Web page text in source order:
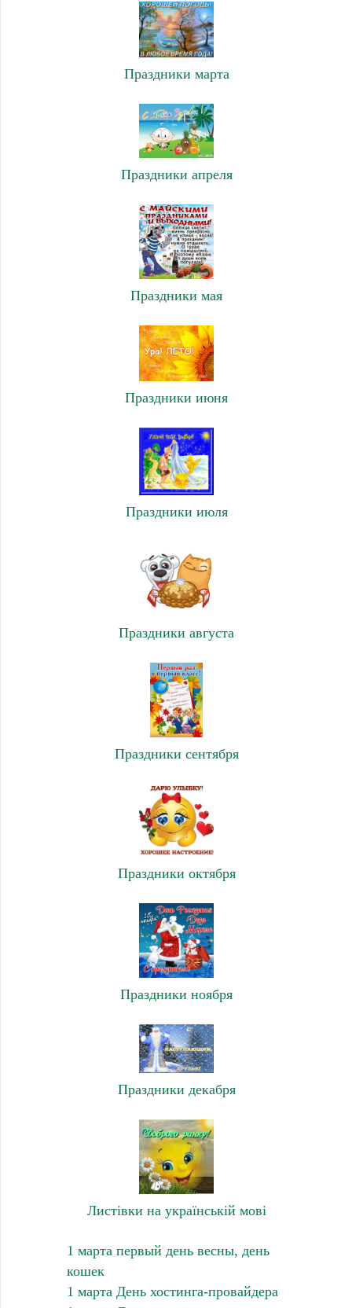
Праздники марта
Праздники апреля
Праздники мая
Праздники июня
Праздники июля
Праздники августа
Праздники сентября
Праздники октября
Праздники ноября
Праздники декабря
Листівки на українській мові
1 марта первый день весны, день
кошек
1 марта День хостинга-провайдера